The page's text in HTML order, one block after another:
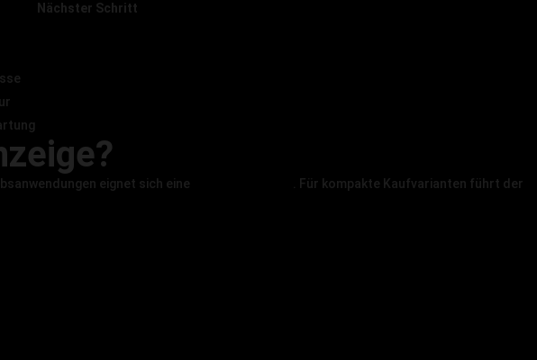
Nächster Schritt
eignet sich eine
. Für kompakte Kaufvarianten führt der